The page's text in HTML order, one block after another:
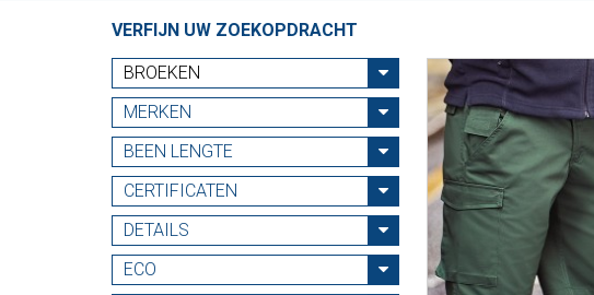
VERFIJN UW ZOEKOPDRACHT
BROEKEN
MERKEN
BEEN LENGTE
CERTIFICATEN
DETAILS
ECO